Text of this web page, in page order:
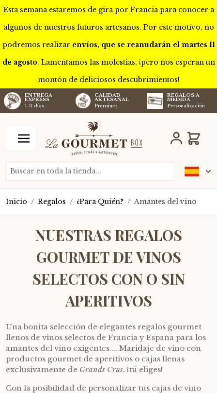
Esta semana estaremos de gira por Francia para conocer a
algunos de nuestros futuros artesanos. Por este motivo, no
podremos realizar envíos, que se reanudarán el martes 11
de agosto. Lamentamos las molestias, ¡pero nos esperan un
montón de deliciosos descubrimientos!
ENTREGA
EXPRESS
1-3 días
CALIDAD
ARTESANAL
Premium
REGALOS A
MEDIDA
Personalización
Buscar en toda la tienda...
Carro
Inicio / Regalos / ¿Para Quién? / Amantes del vino
NUESTRAS REGALOS
GOURMET DE VINOS
SELECTOS CON O SIN
APERITIVOS
Una bonita selección de elegantes regalos gourmet
llenos de vinos selectos de Francia y España para los
amantes del vino exigentes.... Maridaje de vino con
productos gourmet de aperitivos o cajas llenas
exclusivamente de Grands Crus, ¡tú eliges!
Con la posibilidad de personalizar tus cajas de vino